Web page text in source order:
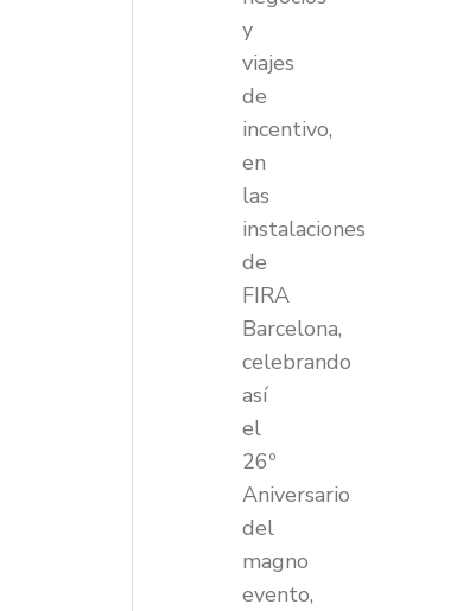
y
viajes
de
incentivo,
en
las
instalaciones
de
FIRA
Barcelona,
celebrando
así
el
26º
Aniversario
del
magno
evento,